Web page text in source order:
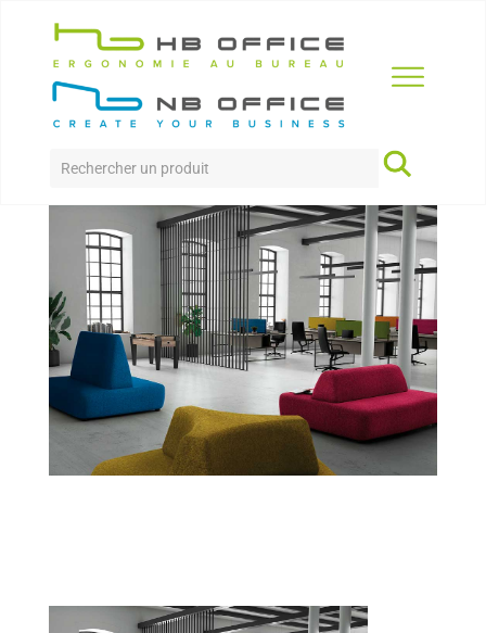
Accueil > Produits > Acoustique> Napwork
NAPWORK